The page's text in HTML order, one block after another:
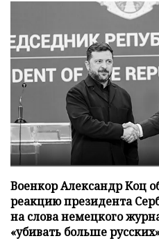
Военкор Александр Коц
реакцию президента
на слова немецкого
«убивать больше